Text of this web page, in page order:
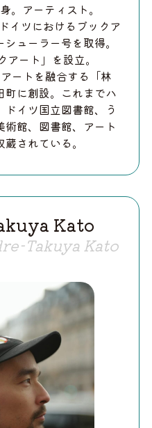
。アーティスト。
イツにおけるブックア
ューラー号を取得。
ート」を設立。
ートを融合する「林
町に創設。これまでハ
イツ国立図書館、う
館、図書館、アート
されている。
Kato
Takuya Kato